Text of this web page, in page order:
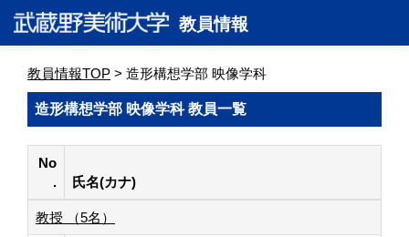
教員情報
教員情報TOP > 造形構想学部 映像学科
造形構想学部 映像学科 教員一覧
No
.
氏名(カナ)
教授 （5名）